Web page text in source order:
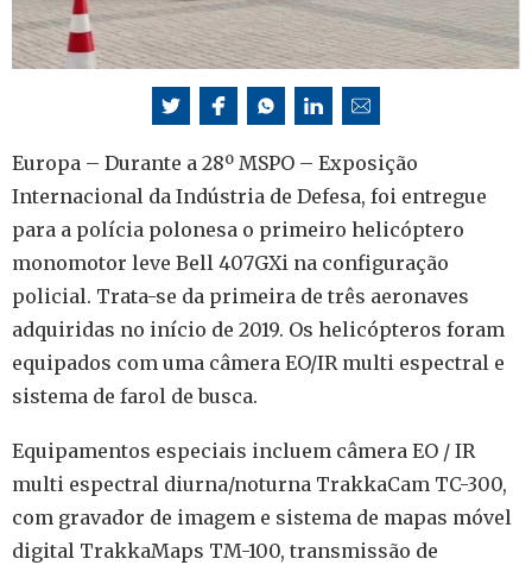
Europa – Durante a 28º MSPO – Exposição
Internacional da Indústria de Defesa, foi entregue
para a polícia polonesa o primeiro helicóptero
monomotor leve Bell 407GXi na configuração
policial. Trata-se da primeira de três aeronaves
adquiridas no início de 2019. Os helicópteros foram
equipados com uma câmera EO/IR multi espectral e
sistema de farol de busca.
Equipamentos especiais incluem câmera EO / IR
multi espectral diurna/noturna TrakkaCam TC-300,
com gravador de imagem e sistema de mapas móvel
digital TrakkaMaps TM-100, transmissão de